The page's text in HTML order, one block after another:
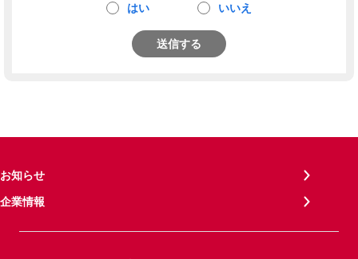
はい いいえ
送信する
お知らせ
企業情報